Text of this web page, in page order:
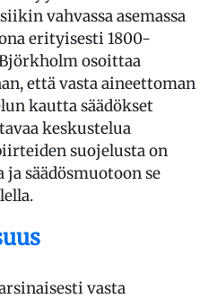
vahvassa asemassa
erityisesti 1800-
osoittaa
että vasta aineettoman
kautta säädökset
keskustelua
suojelusta on
säädösmuotoon se
vasta